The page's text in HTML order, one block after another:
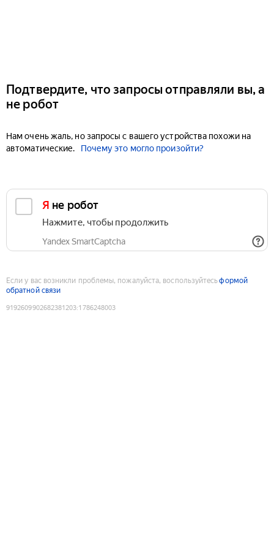
Подтвердите, что запросы отправляли вы, а
не робот
Нам очень жаль, но запросы с вашего устройства похожи на
автоматические.
Почему это могло произойти?
Я не робот
Нажмите, чтобы продолжить
Yandex SmartCaptcha
Если у вас возникли проблемы, пожалуйста, воспользуйтесьформой
обратной связи
9192609902682381203:1786248003